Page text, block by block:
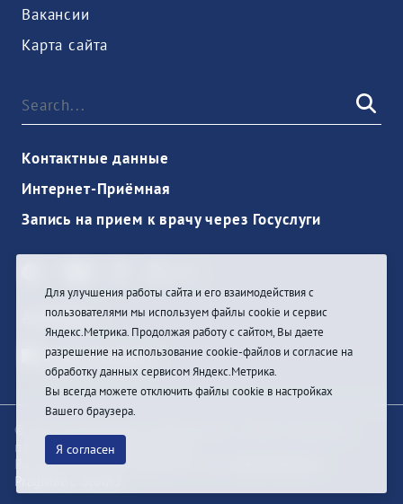
Вакансии
Карта сайта
Контактные данные
Интернет-Приёмная
Запись на прием к врачу через Госуслуги
Anmelden
© При цитировании информации с сайта ссылка на
первоисточник обязательна
Разработка и техподдержка сайта
Pragmatic Studio
Для улучшения работы сайта и его взаимодействия с
пользователями мы используем файлы cookie и сервис
Яндекс.Метрика. Продолжая работу с сайтом, Вы даете
разрешение на использование cookie-файлов и согласие на
обработку данных сервисом Яндекс.Метрика.
Вы всегда можете отключить файлы cookie в настройках
Вашего браузера.
Я согласен